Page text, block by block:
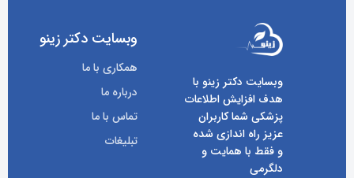
وبسایت دکتر زینو با
هدف افزایش اطلاعات
پزشکی شما کاربران
عزیز راه اندازی شده
و فقط با همایت و
دلگرمی
وبسایت دکتر زینو
همکاری با ما
درباره ما
تماس با ما
تبلیغات